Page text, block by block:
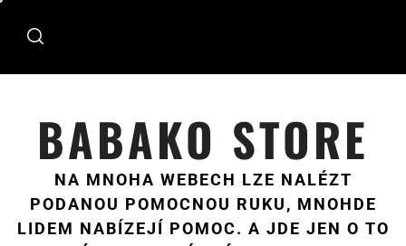
BABAKO STORE
NA MNOHA WEBECH LZE NALÉZT
PODANOU POMOCNOU RUKU, MNOHDE
LIDEM NABÍZEJÍ POMOC. A JDE JEN O TO